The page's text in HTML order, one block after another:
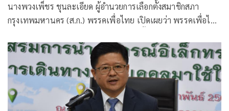
นางพวงเพ็ชร ชุนละเอียด ผู้อำนวยการเลือกตั้งสมาชิกสภา
กรุงเทพมหานคร (ส.ก.) พรรคเพื่อไทย เปิดเผยว่า พรรคเพื่อไทย
พร้อมการผลักดันนโยบายกรุงเทพฯ มั่งคั่งที่พรรคได้นำเสนอไป
ก่อนหน้านี้